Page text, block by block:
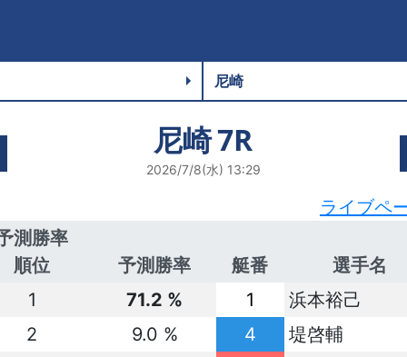
尼崎7R
2026/7/8(水) 13:29
ライブペ
測勝率
順位
予測勝率 艇番
選手名
1
71.2 % 1
浜本裕己
2
9.0 % 4
堤啓輔